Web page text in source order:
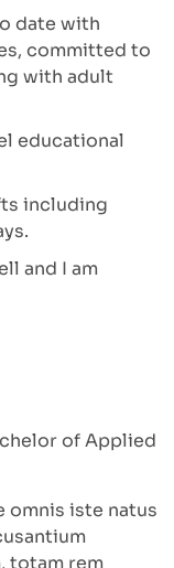
date with
committed to
with adult
educational
including
and I am
of Applied
omnis iste natus
totam rem